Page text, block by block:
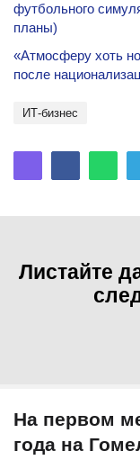
футбольного
планы)
«Атмосферу хоть
после
ИТ-бизнес
Листайте